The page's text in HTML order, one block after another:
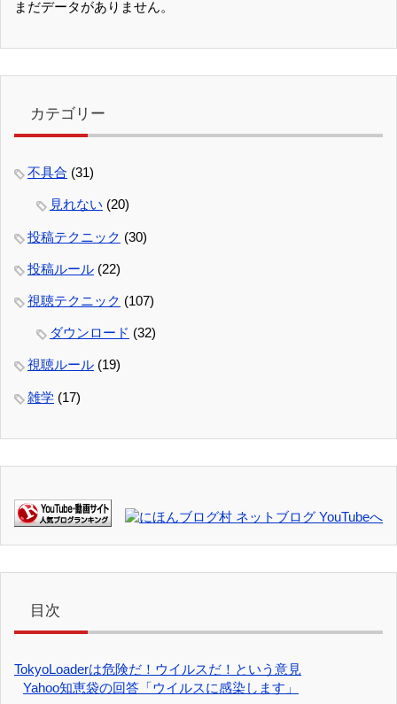
まだデータがありません。
カテゴリー
不具合 (31)
見れない (20)
投稿テクニック (30)
投稿ルール (22)
視聴テクニック (107)
ダウンロード (32)
視聴ルール (19)
雑学 (17)
目次
TokyoLoaderは危険だ！ウイルスだ！という意見
Yahoo知恵袋の回答「ウイルスに感染します」